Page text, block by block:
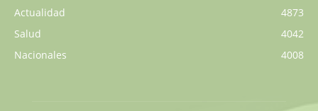
Actualidad
4873
Salud
4042
Nacionales
4008